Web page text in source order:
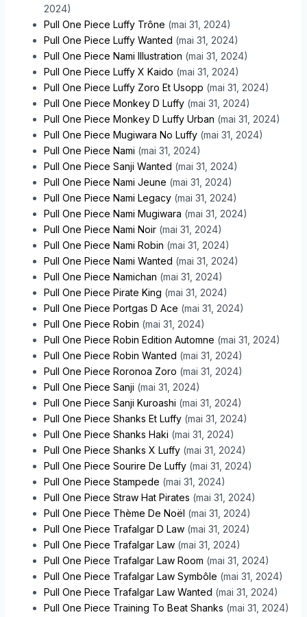
2024)
Pull One Piece Luffy Trône (mai 31, 2024)
Pull One Piece Luffy Wanted (mai 31, 2024)
Pull One Piece Nami Illustration (mai 31, 2024)
Pull One Piece Luffy X Kaido (mai 31, 2024)
Pull One Piece Luffy Zoro Et Usopp (mai 31, 2024)
Pull One Piece Monkey D Luffy (mai 31, 2024)
Pull One Piece Monkey D Luffy Urban (mai 31, 2024)
Pull One Piece Mugiwara No Luffy (mai 31, 2024)
Pull One Piece Nami (mai 31, 2024)
Pull One Piece Sanji Wanted (mai 31, 2024)
Pull One Piece Nami Jeune (mai 31, 2024)
Pull One Piece Nami Legacy (mai 31, 2024)
Pull One Piece Nami Mugiwara (mai 31, 2024)
Pull One Piece Nami Noir (mai 31, 2024)
Pull One Piece Nami Robin (mai 31, 2024)
Pull One Piece Nami Wanted (mai 31, 2024)
Pull One Piece Namichan (mai 31, 2024)
Pull One Piece Pirate King (mai 31, 2024)
Pull One Piece Portgas D Ace (mai 31, 2024)
Pull One Piece Robin (mai 31, 2024)
Pull One Piece Robin Edition Automne (mai 31, 2024)
Pull One Piece Robin Wanted (mai 31, 2024)
Pull One Piece Roronoa Zoro (mai 31, 2024)
Pull One Piece Sanji (mai 31, 2024)
Pull One Piece Sanji Kuroashi (mai 31, 2024)
Pull One Piece Shanks Et Luffy (mai 31, 2024)
Pull One Piece Shanks Haki (mai 31, 2024)
Pull One Piece Shanks X Luffy (mai 31, 2024)
Pull One Piece Sourire De Luffy (mai 31, 2024)
Pull One Piece Stampede (mai 31, 2024)
Pull One Piece Straw Hat Pirates (mai 31, 2024)
Pull One Piece Thème De Noël (mai 31, 2024)
Pull One Piece Trafalgar D Law (mai 31, 2024)
Pull One Piece Trafalgar Law (mai 31, 2024)
Pull One Piece Trafalgar Law Room (mai 31, 2024)
Pull One Piece Trafalgar Law Symbôle (mai 31, 2024)
Pull One Piece Trafalgar Law Wanted (mai 31, 2024)
Pull One Piece Training To Beat Shanks (mai 31, 2024)